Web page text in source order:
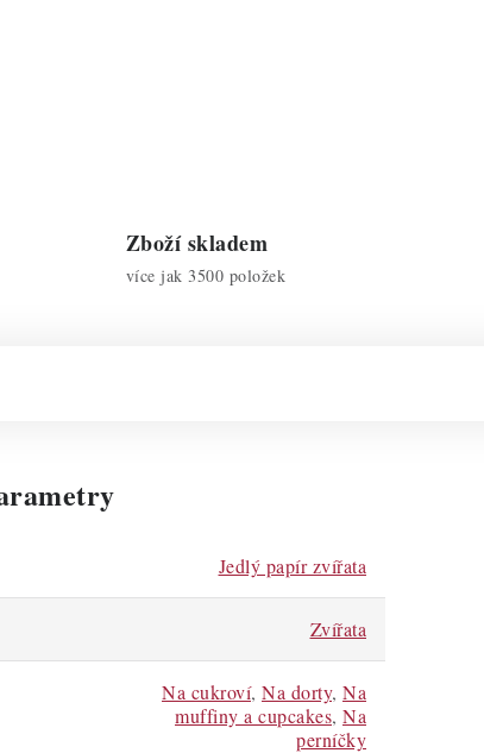
Zboží skladem
více jak 3500 položek
Jedlý papír zvířata
Zvířata
Na cukroví, Na dorty, Na
muffiny a cupcakes, Na
perníčky